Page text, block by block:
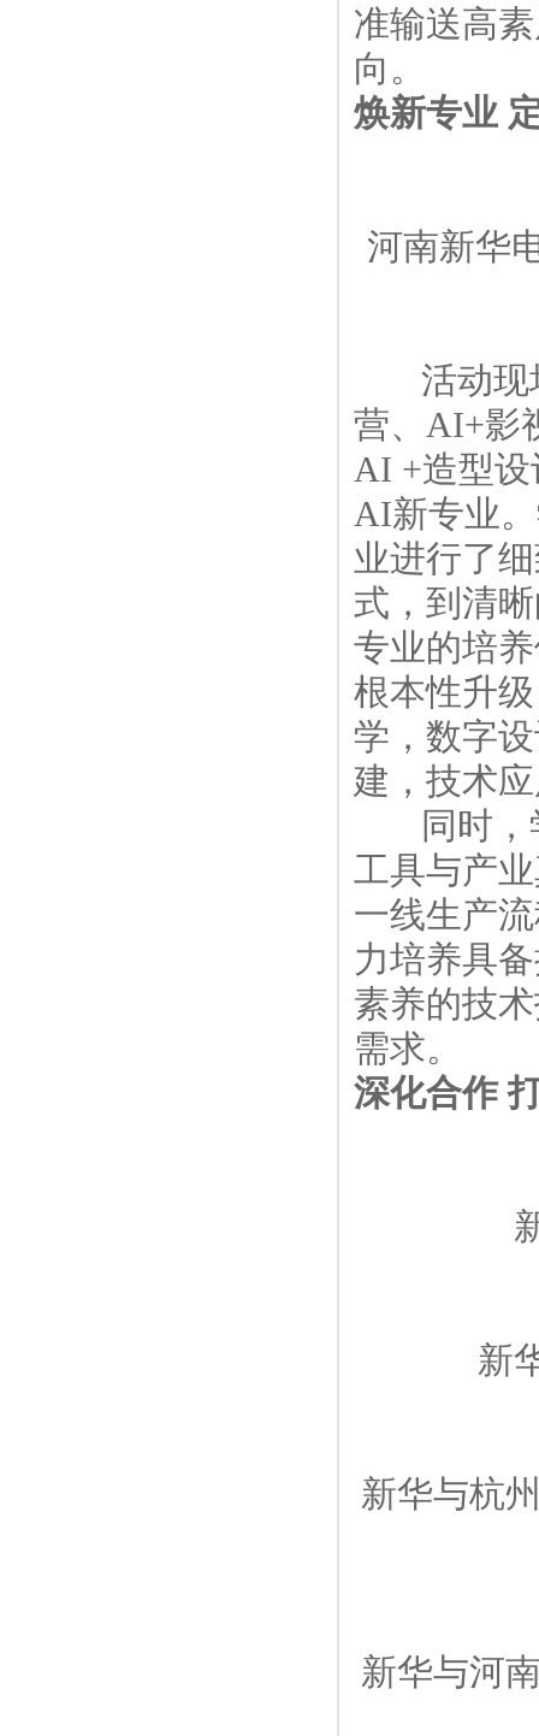
准输送高
向。
焕新专业
河南新华
活动现场
营、AI+影
AI +造型
AI新专业
业进行了
式，到清
专业的培
根本性升
学，数字
建，技术
同时，学
工具与产
一线生产
力培养具
素养的技
需求。
深化合作
新
新华与杭
新华与河